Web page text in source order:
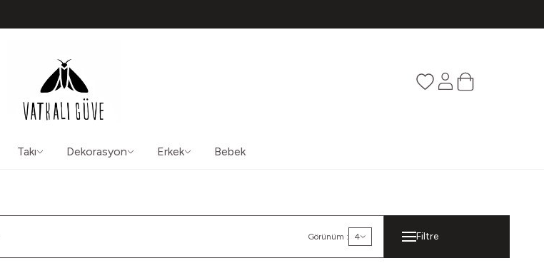
Favorilerim
HesabımSepetim
Takı Dekorasyon Erkek Bebek
Görünüm : 4 Filtre